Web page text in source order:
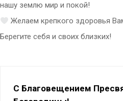
нашу землю мир и покой!
Желаем крепкого здоровья
Берегите себя и своих близких!
С Благовещением